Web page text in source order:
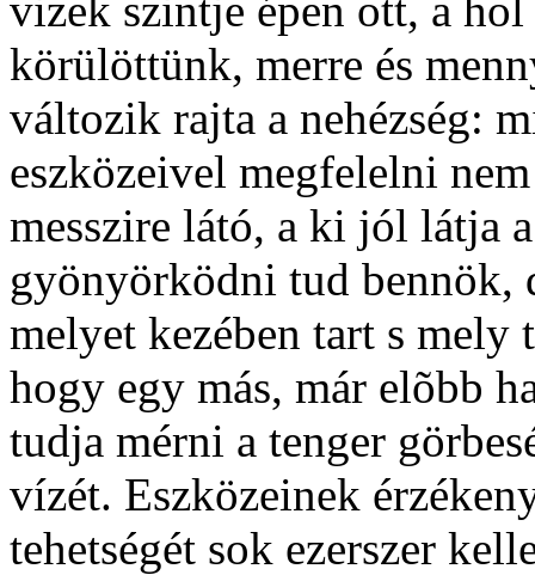
körülöttünk, merre és
változik rajta a nehézség:
eszközeivel megfelelni
messzire látó, a ki jól látja
gyönyörködni tud bennök,
melyet kezében tart s
hogy egy más, már elõbb
tudja mérni a tenger
vízét. Eszközeinek
tehetségét sok ezerszer